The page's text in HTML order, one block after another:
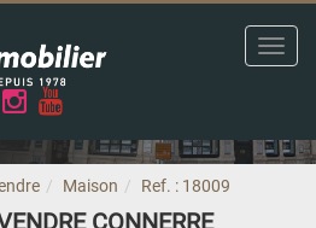
Maison Ref. : 18009
CONNERRE